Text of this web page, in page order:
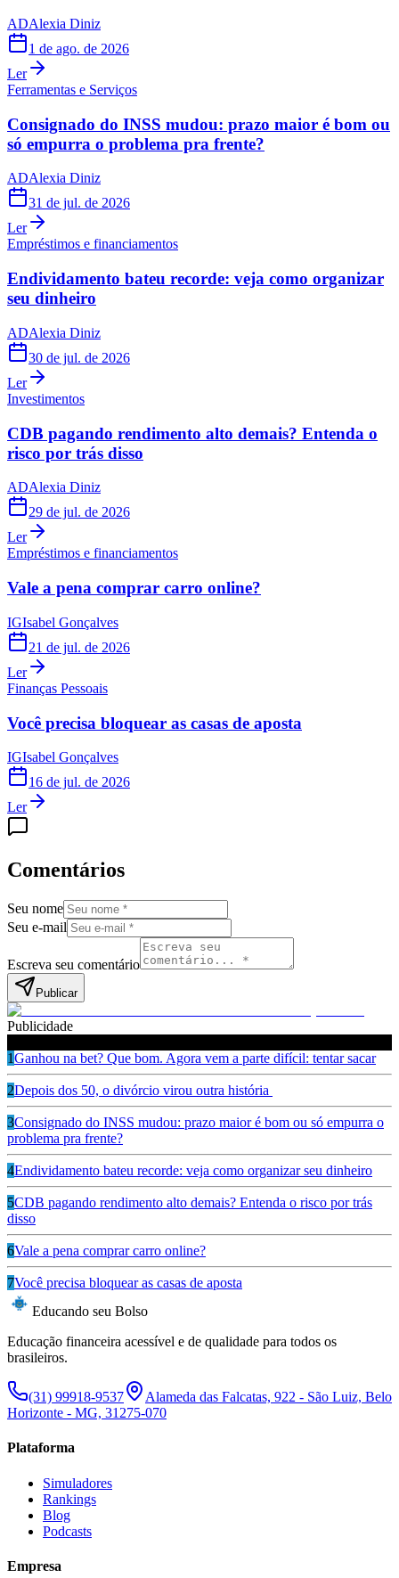
ADAlexia Diniz
1 de ago. de 2026
Ler
Ferramentas e Serviços
Consignado do INSS mudou: prazo maior é bom ou
só empurra o problema pra frente?
ADAlexia Diniz
31 de jul. de 2026
Ler
Empréstimos e financiamentos
Endividamento bateu recorde: veja como organizar
seu dinheiro
ADAlexia Diniz
30 de jul. de 2026
Ler
Investimentos
CDB pagando rendimento alto demais? Entenda o
risco por trás disso
ADAlexia Diniz
29 de jul. de 2026
Ler
Empréstimos e financiamentos
Vale a pena comprar carro online?
IGIsabel Gonçalves
21 de jul. de 2026
Ler
Finanças Pessoais
Você precisa bloquear as casas de aposta
IGIsabel Gonçalves
16 de jul. de 2026
Ler
Comentários
Seu nome
Seu e-mail
Escreva seu comentário
Publicar
Publicidade
1Ganhou na bet? Que bom. Agora vem a parte difícil: tentar sacar
2Depois dos 50, o divórcio virou outra história
3Consignado do INSS mudou: prazo maior é bom ou só empurra o
problema pra frente?
4Endividamento bateu recorde: veja como organizar seu dinheiro
5CDB pagando rendimento alto demais? Entenda o risco por trás
disso
6Vale a pena comprar carro online?
7Você precisa bloquear as casas de aposta
Educando seu Bolso
Educação financeira acessível e de qualidade para todos os
brasileiros.
(31) 99918-9537
Alameda das Falcatas, 922 - São Luiz, Belo
Horizonte - MG, 31275-070
Plataforma
Simuladores
Rankings
Blog
Podcasts
Empresa